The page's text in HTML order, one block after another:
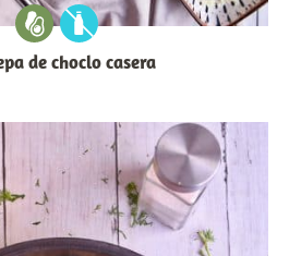
de choclo casera